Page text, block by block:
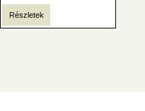
Részletek